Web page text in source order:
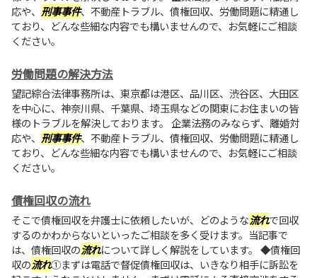
応や、 刑事事件、不動産トラブル、債権回収、労働問題に精通し
ており、どんな些細な内容でも構いませんので、お気軽にご相談
ください。
労働問題の解決方法
望記綜合法律事務所は、東京都は港区、品川区、渋谷区、大田区
を中心に、神奈川県、千葉県、埼玉県などの関東にお住まいの皆
様のトラブルを解決しております。 企業法務のみならず、離婚対
応や、 刑事事件、不動産トラブル、債権回収、労働問題に精通し
ており、どんな些細な内容でも構いませんので、お気軽にご相談
ください。
債権回収の流れ
そこで債権回収を弁護士に依頼したいが、どのような流れで回収
するのかわからないといったご相談を多く受けます。当記事で
は、債権回収の流れについて詳しく解説をしています。 ◆債権回
収の流れ①まずは電話で督促債権回収は、いきなり相手に訴訟を